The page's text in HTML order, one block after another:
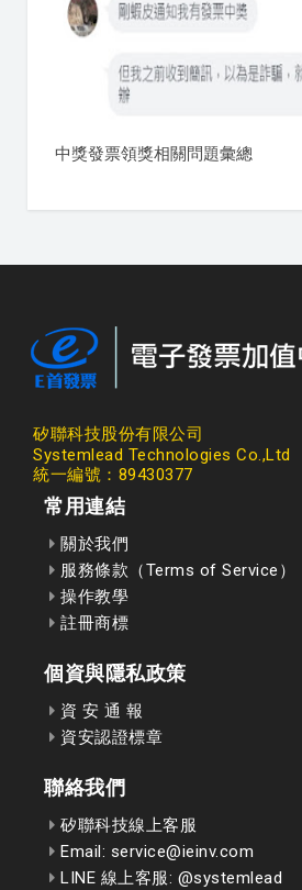
中獎發票領獎相關問題彙總
矽聯科技股份有限公司
Systemlead Technologies Co.,Ltd
統一編號：89430377
常用連結
關於我們
服務條款（Terms of Service）
操作教學
註冊商標
個資與隱私政策
資 安 通 報
資安認證標章
聯絡我們
矽聯科技線上客服
Email: service@ieinv.com
LINE 線上客服: @systemlead